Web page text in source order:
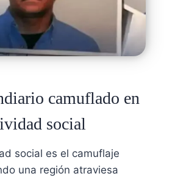
camuflado en
social
social es el camuflaje
una región atraviesa